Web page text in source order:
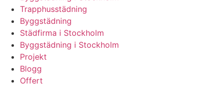
Trapphusstädning
Byggstädning
Städfirma i Stockholm
Byggstädning i Stockholm
Projekt
Blogg
Offert